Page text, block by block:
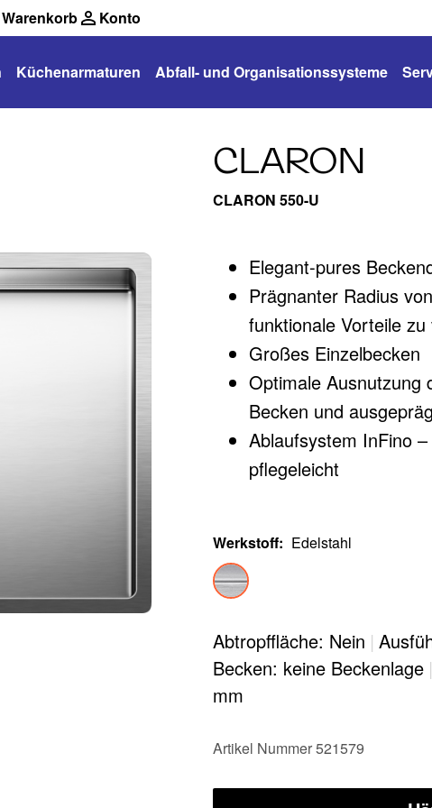
Warenkorb Konto
Küchenarmaturen Abfall- und Organisationssysteme
CLARON
CLARON 550-U
Elegant-pures
Prägnanter Radius
funktionale Vorteile zu
Großes Einzelbecken
Optimale Ausnutzung
Becken und
Ablaufsystem InFino
pflegeleicht
Werkstoff: Edelstahl
Abtropffläche: Nein |
Becken: keine Beckenlage |
mm
Artikel Nummer 521579